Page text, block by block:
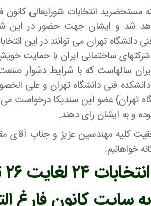
شد و ایشان جهت حضور در این
دانشگاه تهران می توانند در این
ساختمانی ایران با حمایت
سالهاست که با شرایط دشوار
فنی دانشگاه تهران و علی
تهران) عضو این سندیکا درخواست
و به ایشان رای دهند.
کلیه مهندسین عزیز و جناب
خواهانیم.
لغایت ۲۶ تیرماه ۱۳۹۸
سایت کانون فارغ